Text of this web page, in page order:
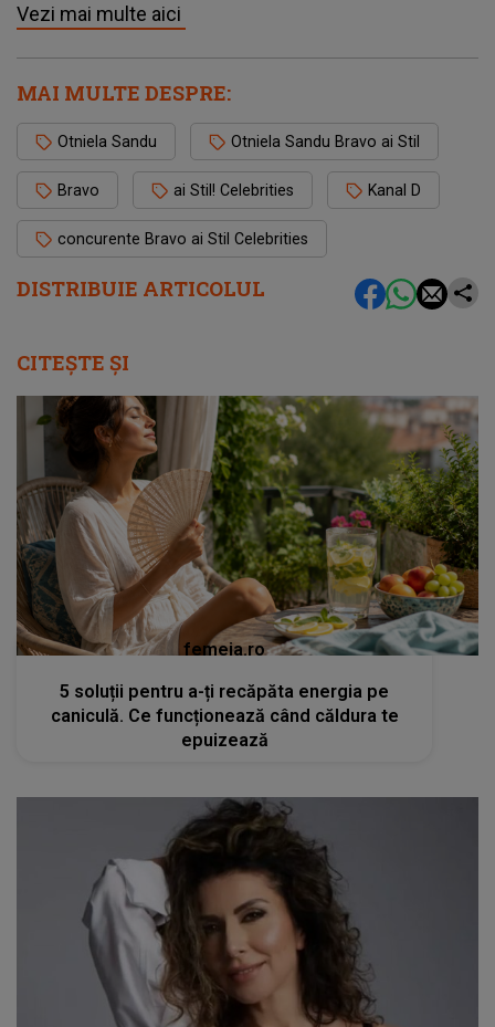
DISTRIBUIE ARTICOLUL
Vezi mai multe aici
MAI MULTE DESPRE:
Otniela Sandu Otniela Sandu Bravo ai Stil
Bravo ai Stil! Celebrities Kanal D
concurente Bravo ai Stil Celebrities
CITEȘTE ȘI
femeia.ro
5 soluții pentru a-ți recăpăta energia pe
caniculă. Ce funcționează când căldura te
epuizează